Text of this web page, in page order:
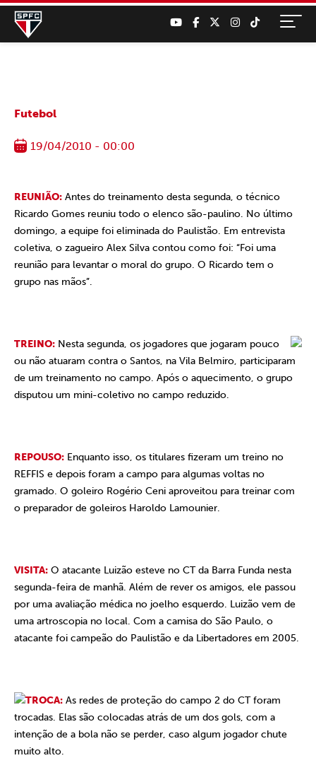
Futebol
19/04/2010 - 00:00
REUNIÃO: Antes do treinamento desta segunda, o técnico
Ricardo Gomes reuniu todo o elenco são-paulino. No último
domingo, a equipe foi eliminada do Paulistão. Em entrevista
coletiva, o zagueiro Alex Silva contou como foi: “Foi uma
reunião para levantar o moral do grupo. O Ricardo tem o
grupo nas mãos”.
TREINO: Nesta segunda, os jogadores que jogaram pouco
ou não atuaram contra o Santos, na Vila Belmiro, participaram
de um treinamento no campo. Após o aquecimento, o grupo
disputou um mini-coletivo no campo reduzido.
REPOUSO: Enquanto isso, os titulares fizeram um treino no
REFFIS e depois foram a campo para algumas voltas no
gramado. O goleiro Rogério Ceni aproveitou para treinar com
o preparador de goleiros Haroldo Lamounier.
VISITA: O atacante Luizão esteve no CT da Barra Funda nesta
segunda-feira de manhã. Além de rever os amigos, ele passou
por uma avaliação médica no joelho esquerdo. Luizão vem de
uma artroscopia no local. Com a camisa do São Paulo, o
atacante foi campeão do Paulistão e da Libertadores em 2005.
TROCA: As redes de proteção do campo 2 do CT foram
trocadas. Elas são colocadas atrás de um dos gols, com a
intenção de a bola não se perder, caso algum jogador chute
muito alto.